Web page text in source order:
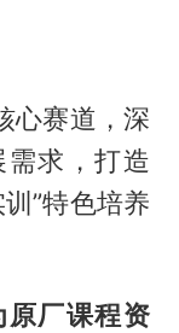
心赛道，深
求，打造
”特色培养
厂课程资